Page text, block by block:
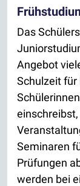
Das
Angebot
Schulzeit
Seminaren
Prüfungen
werden bei